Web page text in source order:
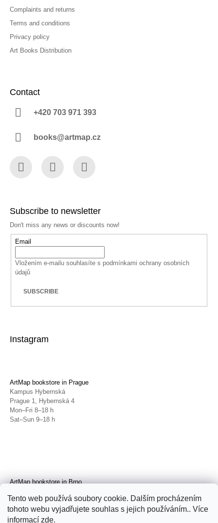
Tento web používá soubory cookie. Dalším procházením
tohoto webu vyjadřujete souhlas s jejich používáním.. Více
informací zde.
Complaints and returns
Terms and conditions
Privacy policy
Art Books Distribution
Contact
+420 703 971 393
books@artmap.cz
Subscribe to newsletter
Don't miss any news or discounts now!
Email
Vložením e-mailu souhlasíte s podmínkami ochrany osobních
údajů
SUBSCRIBE
Instagram
ArtMap bookstore in Prague
Kampus Hybernská
Prague 1, Hybernská 4
Mon–Fri 8–18 h
Sat–Sun 9–18 h
ArtMap bookstore in Brno
Brno, Radnická 4
Tue–Fri 11–19 h
Sat 14–19 h